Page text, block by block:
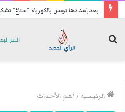
بعد إمدادها تونس بالكهرباء: “ستاغ”
الرئيسية /أهم الأحداث